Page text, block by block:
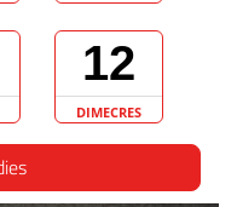
12
DIMECRES